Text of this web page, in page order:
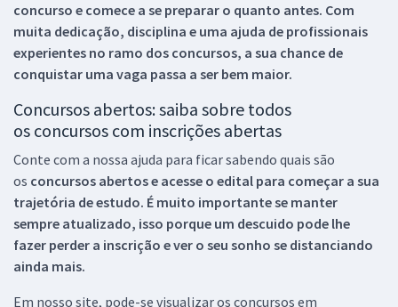
concurso e comece a se preparar o quanto antes. Com
muita dedicação, disciplina e uma ajuda de profissionais
experientes no ramo dos concursos, a sua chance de
conquistar uma vaga passa a ser bem maior.
Concursos abertos: saiba sobre todos
os concursos com inscrições abertas
Conte com a nossa ajuda para ficar sabendo quais são
os concursos abertos e acesse o edital para começar a sua
trajetória de estudo. É muito importante se manter
sempre atualizado, isso porque um descuido pode lhe
fazer perder a inscrição e ver o seu sonho se distanciando
ainda mais.
Em nosso site, pode-se visualizar os concursos em